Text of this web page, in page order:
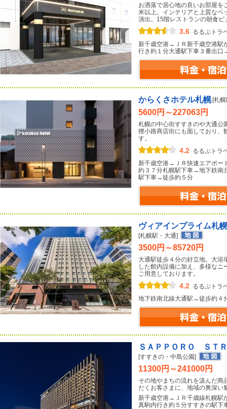
お洒落で居心地の良いお部屋を
米以上。インテリアと上質なベ
演出。15階レストランの朝食ビ
3.6 るるぶトラ
新千歳空港→ＪＲ新千歳空港駅
行き約１分大通駅下車３番出
からくさホテル札幌 [札
5600円～227063円
札幌の中心街すすきのや大通公
狸小路商店街にも面しており、
す。
4.2 るるぶトラ
新千歳空港→ＪＲ快速エアポー
約３７分札幌駅下車→地下鉄南
駅下車→徒歩約５分
ヴィアインプライム札
[札幌駅・大通]
3500円～85720円
大通駅徒歩４分の好立地。大浴
した館内設備に加え、多様な
ご用意しております。
4.2 るるぶトラ
地下鉄南北線大通駅→徒歩約４
ＳＡＰＰＯＲＯ ＳＴ
[すすきの・中島公園]
11300円～241000円
その地やまちの流れを汲んだ商
だくお客さまに、地域の奥深い
新千歳空港→ＪＲ千歳線札幌駅
真駒内行き約５分すすきの駅